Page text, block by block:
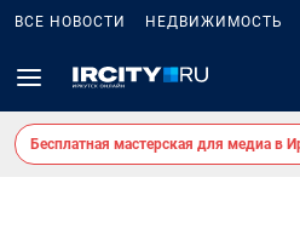
ВСЕ НОВОСТИ НЕДВИЖИМОСТЬ
Бесплатная мастерская для медиа в